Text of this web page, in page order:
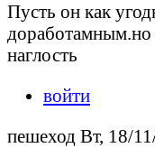
Пусть он как
наглость
войти
пешеход Вт, 18/